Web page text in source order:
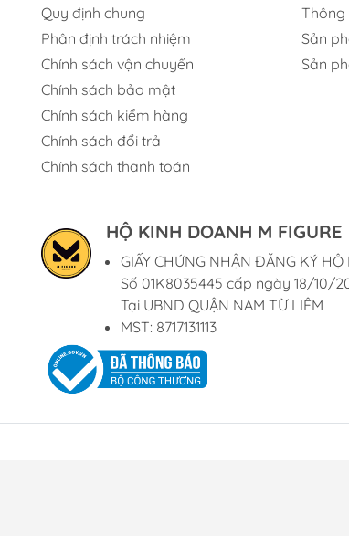
Quy định chung
Phân định trách nhiệm
Chính sách vận chuyển
Chính sách bảo mật
Chính sách kiểm hàng
Chính sách đổi trả
Chính sách thanh toán
Thông
Sản
Sản
HỘ KINH DOANH M FIGURE
GIẤY CHỨNG NHẬN ĐĂNG KÝ
Số 01K8035445 cấp ngày 18/10/
Tại UBND QUẬN NAM TỪ LIÊM
MST: 8717131113